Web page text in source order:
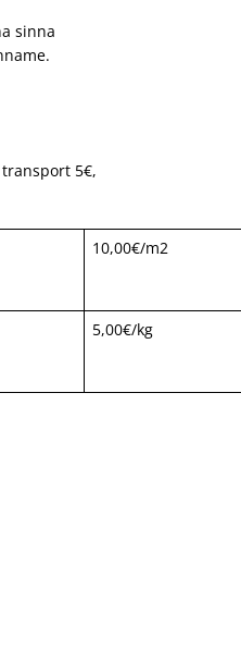
sinna
5€,
10,00€/m2
5,00€/kg